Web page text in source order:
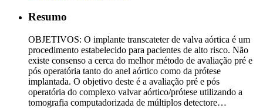
Resumo
OBJETIVOS: O implante transcateter de valva aórtica é um
procedimento estabelecido para pacientes de alto risco. Não
existe consenso a cerca do melhor método de avaliação pré e
pós operatória tanto do anel aórtico como da prótese
implantada. O objetivo deste é a avaliação pré e pós
operatória do complexo valvar aórtico/prótese utilizando a
tomografia computadorizada de múltiplos detectore…